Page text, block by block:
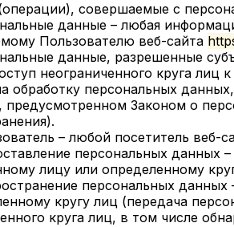
совершаемые с
данные – любая
Пользователю веб-сайта
данные, разрешенные
неограниченного круга лиц
обработку персональных
предусмотренном Законом о
– любой посетитель веб-
персональных данных
лицу или определенному
персональных
кругу лиц (передача
круга лиц, в том числе